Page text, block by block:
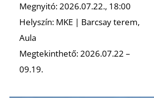
Megnyitó: 2026.07.22., 18:00
Helyszín: MKE | Barcsay terem,
Aula
Megtekinthető: 2026.07.22 –
09.19.